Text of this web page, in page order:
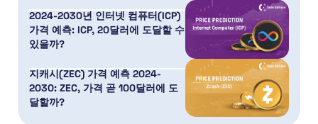
2024-2030년 인터넷 컴퓨터(ICP)
가격 예측: ICP, 20달러에 도달할 수
있을까?
지캐시(ZEC) 가격 예측 2024-
2030: ZEC, 가격 곧 100달러에 도
달할까?